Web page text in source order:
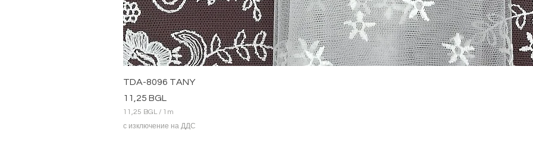
TDA-8096 TANY
Цена
11,25 BGL
11,25 BGL / 1m
1
с изключение на ДДС